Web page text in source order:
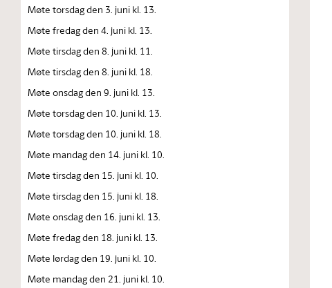
Møte torsdag den 3. juni kl. 13.
Møte fredag den 4. juni kl. 13.
Møte tirsdag den 8. juni kl. 11.
Møte tirsdag den 8. juni kl. 18.
Møte onsdag den 9. juni kl. 13.
Møte torsdag den 10. juni kl. 13.
Møte torsdag den 10. juni kl. 18.
Møte mandag den 14. juni kl. 10.
Møte tirsdag den 15. juni kl. 10.
Møte tirsdag den 15. juni kl. 18.
Møte onsdag den 16. juni kl. 13.
Møte fredag den 18. juni kl. 13.
Møte lørdag den 19. juni kl. 10.
Møte mandag den 21. juni kl. 10.